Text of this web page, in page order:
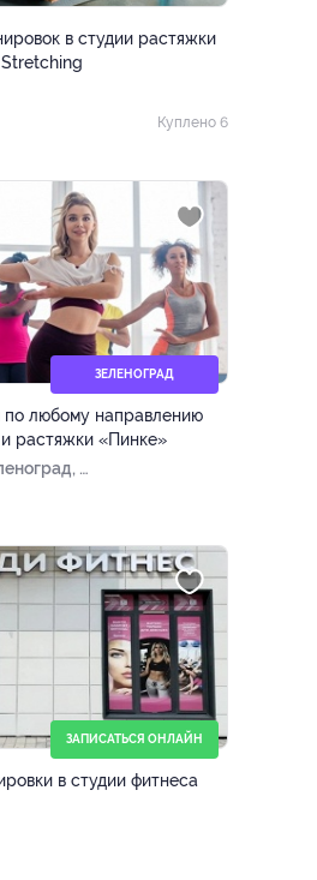
в студии растяжки
Куплено 6
ЗЕЛЕНОГРАД
по любому направлению
и растяжки «Пинке»
к.
ЗАПИСАТЬСЯ ОНЛАЙН
в студии фитнеса